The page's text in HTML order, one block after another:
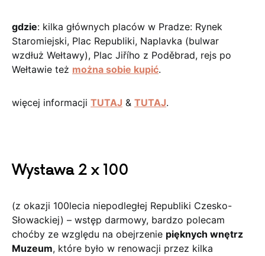
gdzie: kilka głównych placów w Pradze: Rynek
Staromiejski, Plac Republiki, Naplavka (bulwar
wzdłuż Wełtawy), Plac Jiřího z Poděbrad, rejs po
Wełtawie też można sobie kupić.
więcej informacji TUTAJ & TUTAJ.
Wystawa 2 x 100
(z okazji 100lecia niepodległej Republiki Czesko-
Słowackiej) – wstęp darmowy, bardzo polecam
choćby ze względu na obejrzenie pięknych wnętrz
Muzeum, które było w renowacji przez kilka